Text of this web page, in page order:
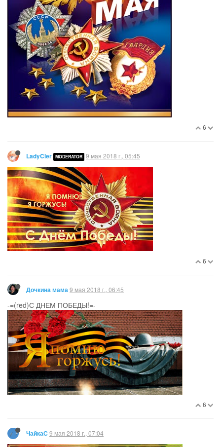
6
LadyCler MODERATOR 9 мая 2018 г., 05:45
6
Дочкина мама9 мая 2018 г., 06:45
-=(red)С ДНЕМ ПОБЕДЫ!=-
6
ЧайкаС9 мая 2018 г., 07:04